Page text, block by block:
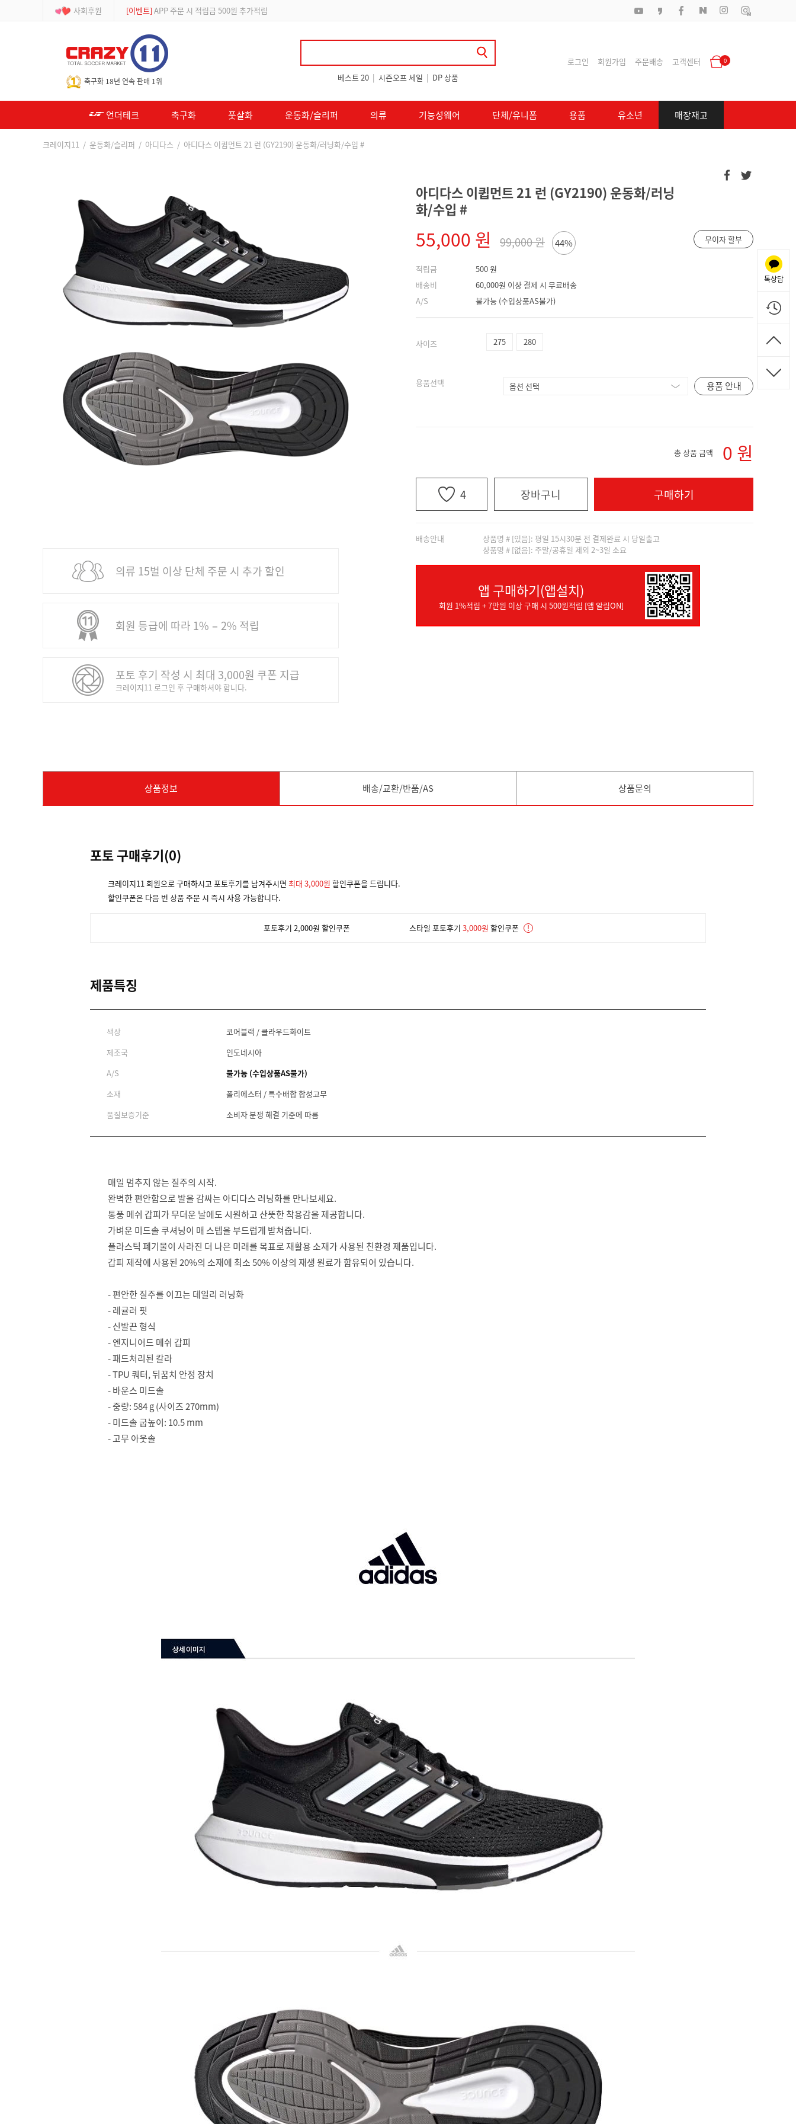
사회후원 [이벤트] APP 주문 시 적립금 500원 추가적립
축구화 18년 연속 판매 1위 베스트 20 | 시즌오프 세일 | DP 상품
로그인 회원가입 주문배송 고객센터 0
언더테크 축구화 풋살화 운동화/슬리퍼 의류 기능성웨어 단체/유니폼 용품 유소년 매장재고
크레이지11 / 운동화/슬리퍼 / 아디다스 / 아디다스 이큅먼트 21 런 (GY2190) 운동화/러닝화/수입 #
의류 15벌 이상 단체 주문 시 추가 할인
회원 등급에 따라 1% − 2% 적립
포토 후기 작성 시 최대 3,000원 쿠폰 지급
크레이지11 로그인 후 구매하셔야 합니다.
아디다스 이큅먼트 21 런 (GY2190) 운동화/러닝
화/수입 #
55,000 원 99,000 원 44% 무이자 할부
적립금
배송비
A/S
500 원
60,000원 이상 결제 시 무료배송
불가능 (수입상품AS불가)
사이즈 275 280
용품선택 용품 안내
총 상품 금액 0 원
4 장바구니 구매하기
배송안내
상품명 # [있음]: 평일 15시30분 전 결제완료 시 당일출고
상품명 # [없음]: 주말/공휴일 제외 2~3일 소요
앱 구매하기(앱설치)
회원 1%적립 + 7만원 이상 구매 시 500원적립 [앱 알림ON]
상품정보 배송/교환/반품/AS 상품문의
포토 구매후기(0)
크레이지11 회원으로 구매하시고 포토후기를 남겨주시면 최대 3,000원 할인쿠폰을 드립니다.
할인쿠폰은 다음 번 상품 주문 시 즉시 사용 가능합니다.
포토후기 2,000원 할인쿠폰 스타일 포토후기 3,000원 할인쿠폰 !
제품특징
색상
코어블랙 / 클라우드화이트
제조국
인도네시아
A/S
불가능 (수입상품AS불가)
소재
폴리에스터 / 특수배합 합성고무
품질보증기준
소비자 분쟁 해결 기준에 따름
매일 멈추지 않는 질주의 시작.
완벽한 편안함으로 발을 감싸는 아디다스 러닝화를 만나보세요.
통풍 메쉬 갑피가 무더운 날에도 시원하고 산뜻한 착용감을 제공합니다.
가벼운 미드솔 쿠셔닝이 매 스텝을 부드럽게 받쳐줍니다.
플라스틱 폐기물이 사라진 더 나은 미래를 목표로 재활용 소재가 사용된 친환경 제품입니다.
갑피 제작에 사용된 20%의 소재에 최소 50% 이상의 재생 원료가 함유되어 있습니다.
- 편안한 질주를 이끄는 데일리 러닝화
- 레귤러 핏
- 신발끈 형식
- 엔지니어드 메쉬 갑피
- 패드처리된 칼라
- TPU 쿼터, 뒤꿈치 안정 장치
- 바운스 미드솔
- 중량: 584 g (사이즈 270mm)
- 미드솔 굽높이: 10.5 mm
- 고무 아웃솔
톡상담